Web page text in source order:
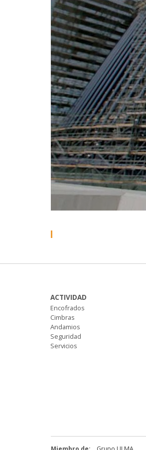
ACTIVIDAD
Encofrados
Cimbras
Andamios
Seguridad
Servicios